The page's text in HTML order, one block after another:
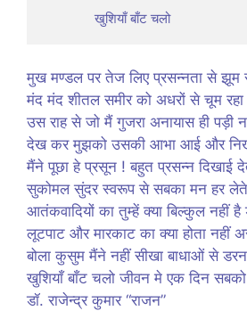
              खुशियाँ बाँट चलो
मुख मण्डल पर तेज लिए प्रसन्नता से झूम
मंद मंद शीतल समीर को अधरों से चूम रहा
उस राह से जो मैं गुजरा अनायास ही पड़ी
देख कर मुझको उसकी आभा आई और
मैंने पूछा हे प्रसून ! बहुत प्रसन्न दिखाई
सुकोमल सुंदर स्वरूप से सबका मन हर लेते
आतंकवादियों का तुम्हें क्या बिल्कुल नहीं है
लूटपाट और मारकाट का क्या होता नहीं
बोला कुसुम मैंने नहीं सीखा बाधाओं से
खुशियाँ बाँट चलो जीवन मे एक दिन
डॉ. राजेन्द्र कुमार “राजन”